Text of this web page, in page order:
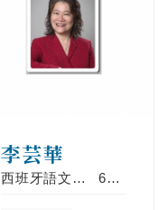
李芸華
西班牙語文學系 62年